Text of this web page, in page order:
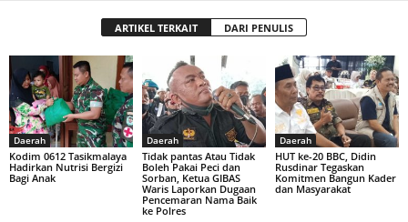
ARTIKEL TERKAIT DARI PENULIS
Daerah
Kodim 0612 Tasikmalaya
Hadirkan Nutrisi Bergizi
Bagi Anak
Daerah
Tidak pantas Atau Tidak
Boleh Pakai Peci dan
Sorban, Ketua GIBAS
Waris Laporkan Dugaan
Pencemaran Nama Baik
ke Polres
Daerah
HUT ke-20 BBC, Didin
Rusdinar Tegaskan
Komitmen Bangun Kader
dan Masyarakat